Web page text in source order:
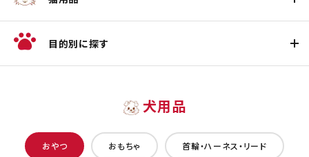
目的別に探す
犬用品
おやつ おもちゃ 首輪・ハーネス・リード